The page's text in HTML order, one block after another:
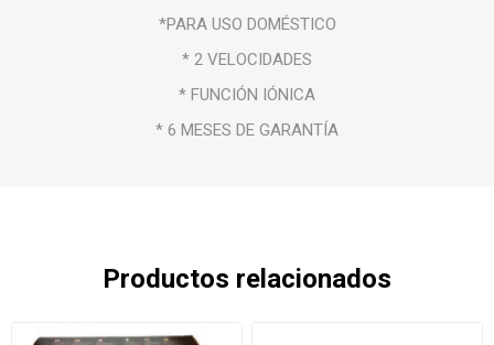
*PARA USO DOMÉSTICO
* 2 VELOCIDADES
* FUNCIÓN IÓNICA
* 6 MESES DE GARANTÍA
Productos relacionados